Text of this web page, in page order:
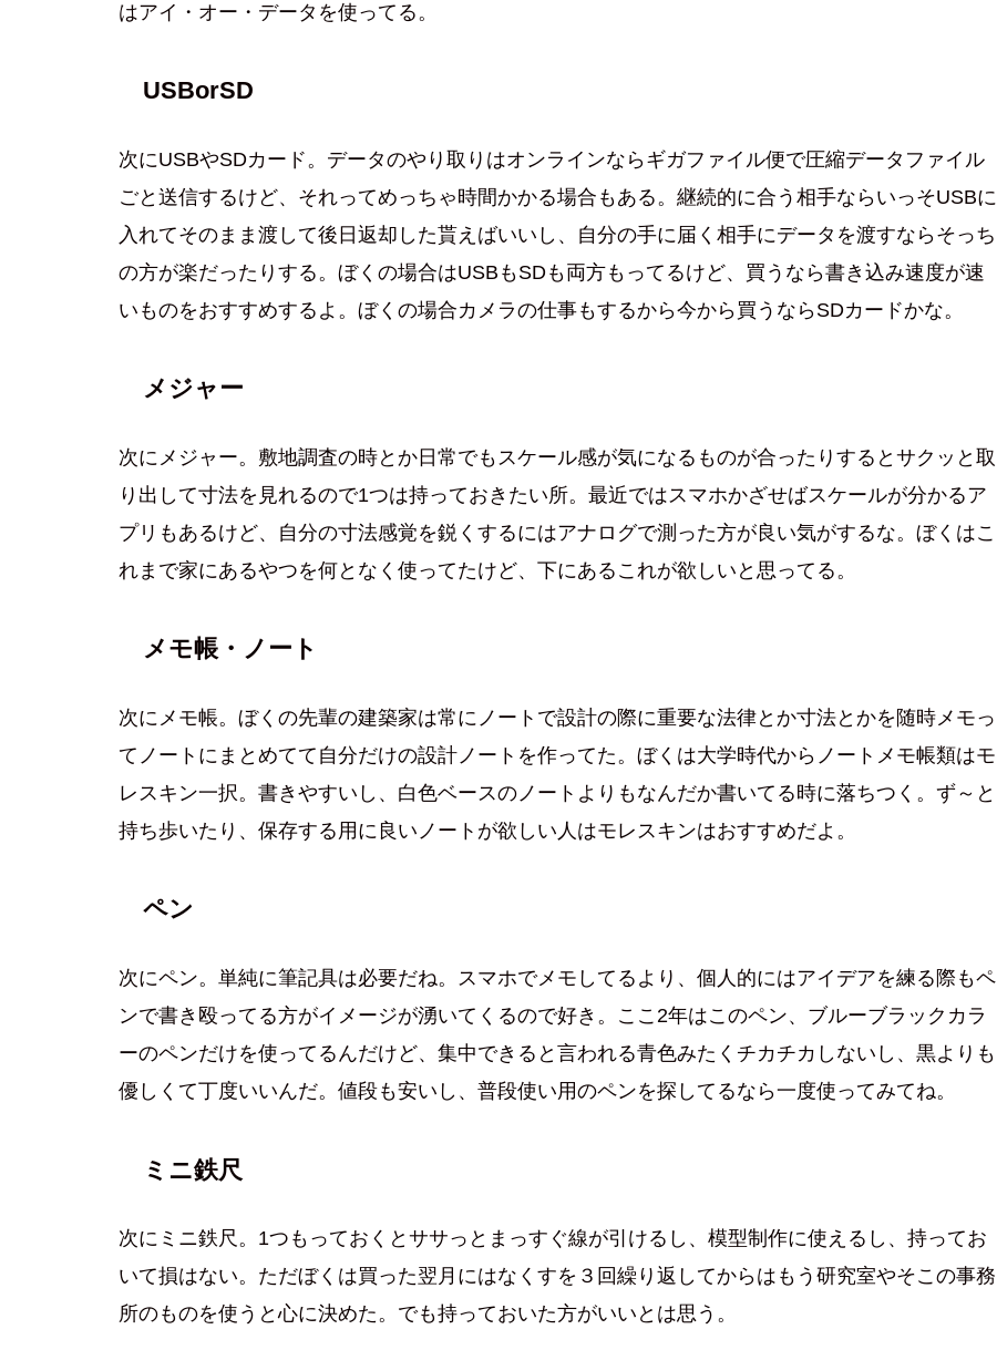
はアイ・オー・データを使ってる。
USBorSD
次にUSBやSDカード。データのやり取りはオンラインならギガファイル便で圧縮データファイル
ごと送信するけど、それってめっちゃ時間かかる場合もある。継続的に合う相手ならいっそUSBに
入れてそのまま渡して後日返却した貰えばいいし、自分の手に届く相手にデータを渡すならそっち
の方が楽だったりする。ぼくの場合はUSBもSDも両方もってるけど、買うなら書き込み速度が速
いものをおすすめするよ。ぼくの場合カメラの仕事もするから今から買うならSDカードかな。
メジャー
次にメジャー。敷地調査の時とか日常でもスケール感が気になるものが合ったりするとサクッと取
り出して寸法を見れるので1つは持っておきたい所。最近ではスマホかざせばスケールが分かるア
プリもあるけど、自分の寸法感覚を鋭くするにはアナログで測った方が良い気がするな。ぼくはこ
れまで家にあるやつを何となく使ってたけど、下にあるこれが欲しいと思ってる。
メモ帳・ノート
次にメモ帳。ぼくの先輩の建築家は常にノートで設計の際に重要な法律とか寸法とかを随時メモっ
てノートにまとめてて自分だけの設計ノートを作ってた。ぼくは大学時代からノートメモ帳類はモ
レスキン一択。書きやすいし、白色ベースのノートよりもなんだか書いてる時に落ちつく。ず～と
持ち歩いたり、保存する用に良いノートが欲しい人はモレスキンはおすすめだよ。
ペン
次にペン。単純に筆記具は必要だね。スマホでメモしてるより、個人的にはアイデアを練る際もペ
ンで書き殴ってる方がイメージが湧いてくるので好き。ここ2年はこのペン、ブルーブラックカラ
ーのペンだけを使ってるんだけど、集中できると言われる青色みたくチカチカしないし、黒よりも
優しくて丁度いいんだ。値段も安いし、普段使い用のペンを探してるなら一度使ってみてね。
ミニ鉄尺
次にミニ鉄尺。1つもっておくとササっとまっすぐ線が引けるし、模型制作に使えるし、持ってお
いて損はない。ただぼくは買った翌月にはなくすを３回繰り返してからはもう研究室やそこの事務
所のものを使うと心に決めた。でも持っておいた方がいいとは思う。